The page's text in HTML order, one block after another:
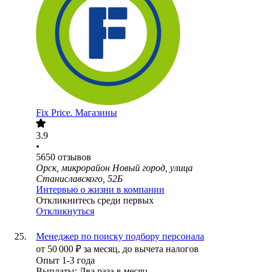
Fix Price. Магазины
3.9
•
5650 отзывов
Орск, микрорайон Новый город, улица
Станиславского, 52Б
Интервью о жизни в компании
Откликнитесь среди первых
Откликнуться
Менеджер по поиску подбору персонала
от 50 000 ₽ за месяц, до вычета налогов
Опыт 1-3 года